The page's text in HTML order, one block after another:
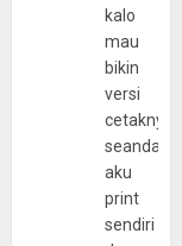
kalo
mau
bikin
versi
cetaknya
aku
print
sendiri